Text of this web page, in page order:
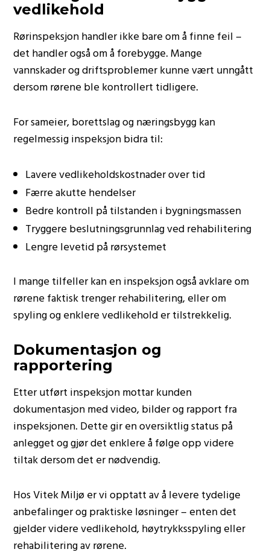
vedlikehold
Rørinspeksjon handler ikke bare om å finne feil –
det handler også om å forebygge. Mange
vannskader og driftsproblemer kunne vært unngått
dersom rørene ble kontrollert tidligere.
For sameier, borettslag og næringsbygg kan
regelmessig inspeksjon bidra til:
Lavere vedlikeholdskostnader over tid
Færre akutte hendelser
Bedre kontroll på tilstanden i bygningsmassen
Tryggere beslutningsgrunnlag ved rehabilitering
Lengre levetid på rørsystemet
I mange tilfeller kan en inspeksjon også avklare om
rørene faktisk trenger rehabilitering, eller om
spyling og enklere vedlikehold er tilstrekkelig.
Dokumentasjon og
rapportering
Etter utført inspeksjon mottar kunden
dokumentasjon med video, bilder og rapport fra
inspeksjonen. Dette gir en oversiktlig status på
anlegget og gjør det enklere å følge opp videre
tiltak dersom det er nødvendig.
Hos Vitek Miljø er vi opptatt av å levere tydelige
anbefalinger og praktiske løsninger – enten det
gjelder videre vedlikehold, høytrykksspyling eller
rehabilitering av rørene.